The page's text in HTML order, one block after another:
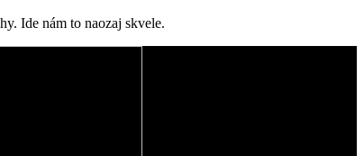
Ide nám to naozaj skvele.